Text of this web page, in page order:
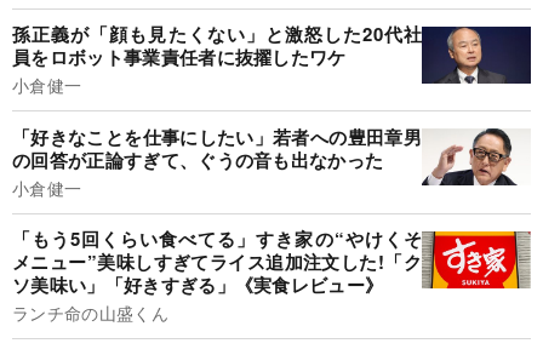
孫正義が「顔も見たくない」と激怒した20代社
員をロボット事業責任者に抜擢したワケ
小倉健一
「好きなことを仕事にしたい」若者への豊田章男
の回答が正論すぎて、ぐうの音も出なかった
小倉健一
「もう5回くらい食べてる」すき家の“やけくそ
メニュー”美味しすぎてライス追加注文した!「ク
ソ美味い」「好きすぎる」《実食レビュー》
ランチ命の山盛くん